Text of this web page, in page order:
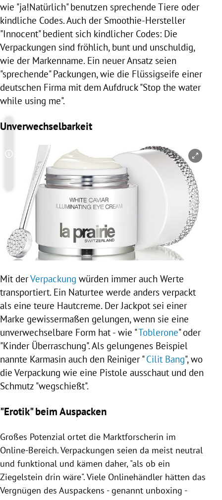
wie "ja!Natürlich" benutzen sprechende Tiere oder
kindliche Codes. Auch der Smoothie-Hersteller
"Innocent" bedient sich kindlicher Codes: Die
Verpackungen sind fröhlich, bunt und unschuldig,
wie der Markenname. Ein neuer Ansatz seien
"sprechende" Packungen, wie die Flüssigseife einer
deutschen Firma mit dem Aufdruck "Stop the water
while using me".
Unverwechselbarkeit
Copyright-Hinweis öffnen/schließen
Mit derVerpackung würden immer auch Werte
transportiert. Ein Naturtee werde anders verpackt
als eine teure Hautcreme. Der Jackpot sei einer
Marke gewissermaßen gelungen, wenn sie eine
unverwechselbare Form hat - wie "Toblerone" oder
"Kinder Überraschung". Als gelungenes Beispiel
nannte Karmasin auch den Reiniger "Cilit Bang", wo
die Verpackung wie eine Pistole ausschaut und den
Schmutz "wegschießt".
"Erotik" beim Auspacken
Großes Potenzial ortet die Marktforscherin im
Online-Bereich. Verpackungen seien da meist neutral
und funktional und kämen daher, "als ob ein
Ziegelstein drin wäre". Viele Onlinehändler hätten das
Vergnügen des Auspackens - genannt unboxing -